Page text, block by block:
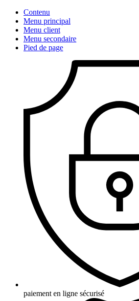
Contenu
Menu principal
Menu client
Menu secondaire
Pied de page
paiement en ligne sécurisé